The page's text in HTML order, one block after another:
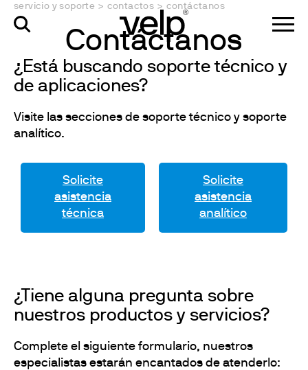
servicio y soporte > contactos > contáctanos
Contáctanos
¿Está buscando soporte técnico y
de aplicaciones?
Visite las secciones de soporte técnico y soporte
analítico.
Solicite
asistencia
técnica
Solicite
asistencia
analítico
¿Tiene alguna pregunta sobre
nuestros productos y servicios?
Complete el siguiente formulario, nuestros
especialistas estarán encantados de atenderlo: